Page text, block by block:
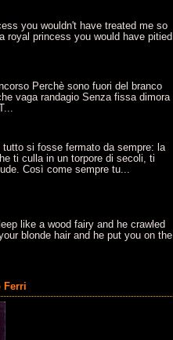
you wouldn't have treated me so
royal princess you would have pitied
Perchè sono fuori del branco
vaga randagio Senza fissa dimora
tutto si fosse fermato da sempre: la
ti culla in un torpore di secoli, ti
Così come sempre tu...
like a wood fairy and he crawled
blonde hair and he put you on the
Ferri